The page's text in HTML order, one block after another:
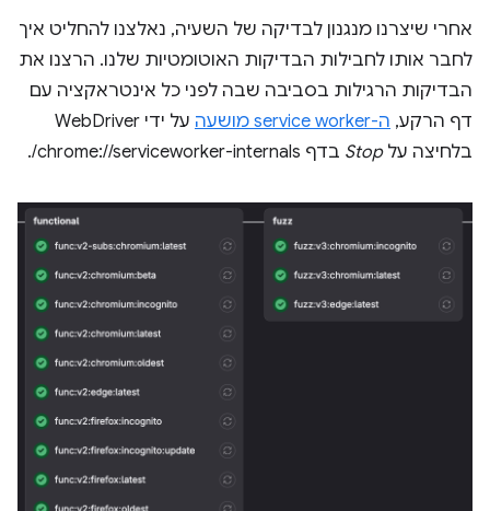
אחרי שיצרנו מנגנון לבדיקה של השעיה, נאלצנו להחליט איך
לחבר אותו לחבילות הבדיקות האוטומטיות שלנו. הרצנו את
הבדיקות הרגילות בסביבה שבה לפני כל אינטראקציה עם
דף הרקע, ה-service worker מושעה
על ידי WebDriver
בלחיצה עלStop בדף chrome://serviceworker-internals/.